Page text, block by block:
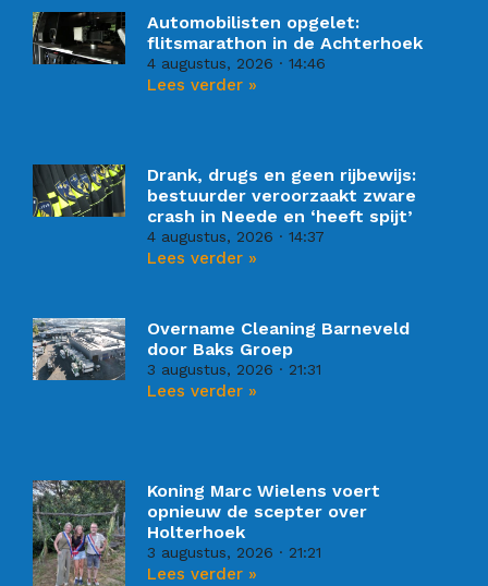
Automobilisten opgelet:
flitsmarathon in de Achterhoek
4 augustus, 2026 14:46
Lees verder »
Drank, drugs en geen rijbewijs:
bestuurder veroorzaakt zware
crash in Neede en ‘heeft spijt’
4 augustus, 2026 14:37
Lees verder »
Overname Cleaning Barneveld
door Baks Groep
3 augustus, 2026 21:31
Lees verder »
Koning Marc Wielens voert
opnieuw de scepter over
Holterhoek
3 augustus, 2026 21:21
Lees verder »